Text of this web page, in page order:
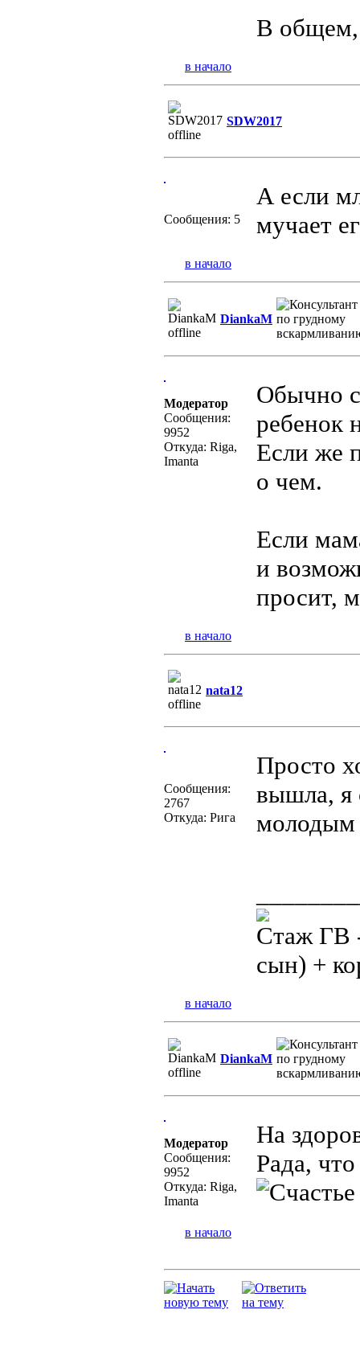
В общем,
в начало
SDW2017
Сообщения: 5
А если
мучает
в начало
DiankaM
Модератор
Сообщения:
9952
Откуда: Riga,
Imanta
Обычно
ребенок
Если же
о чем.
Если
и
просит,
в начало
nata12
Сообщения:
2767
Откуда: Рига
Просто
вышла, я
Стаж ГВ
сын) +
в начало
DiankaM
Модератор
Сообщения:
9952
Откуда: Riga,
Imanta
На
Рада,
в начало